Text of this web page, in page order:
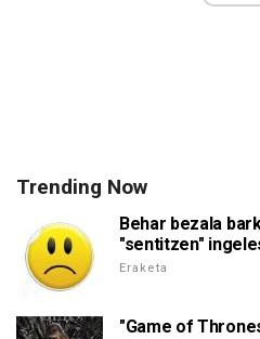
Trending Now
Behar bezala
"sentitzen"
Eraketa
"Game of